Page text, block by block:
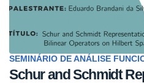
SEMINÁRIO DE ANÁLISE
Schur and Schmidt